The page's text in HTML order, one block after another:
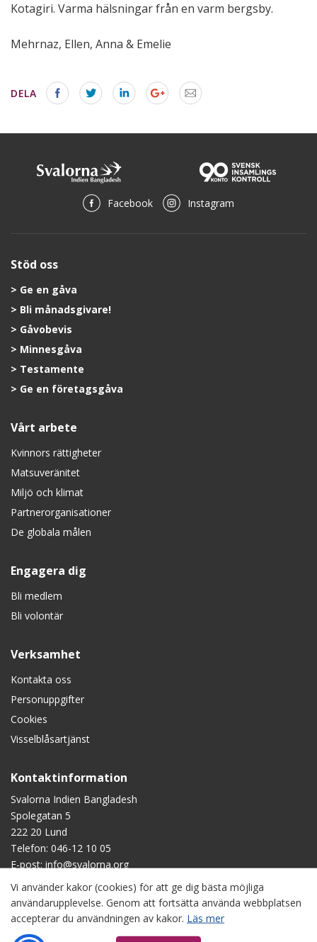
Kotagiri. Varma hälsningar från en varm bergsby.
Mehrnaz, Ellen, Anna & Emelie
DELA
Facebook Instagram
Stöd oss
Ge en gåva
Bli månadsgivare!
Gåvobevis
Minnesgåva
Testamente
Ge en företagsgåva
Vårt arbete
Kvinnors rättigheter
Matsuveränitet
Miljö och klimat
Partnerorganisationer
De globala målen
Engagera dig
Bli medlem
Bli volontär
Verksamhet
Kontakta oss
Personuppgifter
Cookies
Visselblåsartjänst
Kontaktinformation
Svalorna Indien Bangladesh
Spolegatan 5
222 20 Lund
Telefon: 046-12 10 05
E-post:info@svalorna.org
Swish: 90 123 45
Plusgiro: 90 1234-5
Bankgiro: 901-2345
Vi använder kakor (cookies) för att ge dig bästa möjliga
användarupplevelse. Genom att fortsätta använda webbplatsen
accepterar du användningen av kakor. Läs mer